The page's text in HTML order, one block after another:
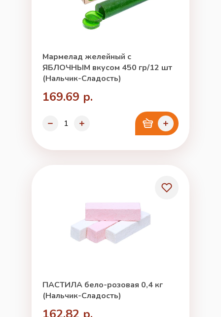
Мармелад желейный с
ЯБЛОЧНЫМ вкусом 450 гр/12 шт
(Нальчик-Сладость)
169.69 р.
ПАСТИЛА бело-розовая 0,4 кг
(Нальчик-Сладость)